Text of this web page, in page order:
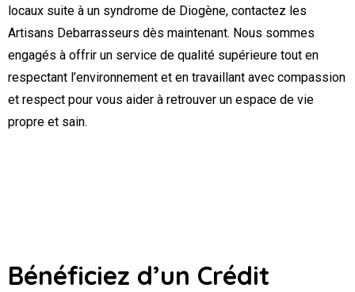
locaux suite à un syndrome de Diogène, contactez les
Artisans Debarrasseurs dès maintenant. Nous sommes
engagés à offrir un service de qualité supérieure tout en
respectant l’environnement et en travaillant avec compassion
et respect pour vous aider à retrouver un espace de vie
propre et sain.
Bénéficiez d’un Crédit